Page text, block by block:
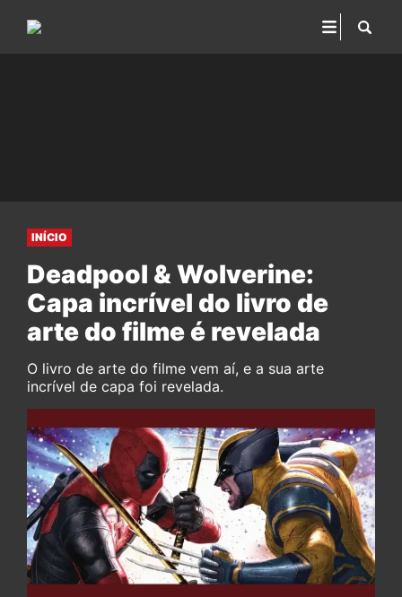
INÍCIO
Deadpool & Wolverine:
Capa incrível do livro de
arte do filme é revelada
O livro de arte do filme vem aí, e a sua arte
incrível de capa foi revelada.